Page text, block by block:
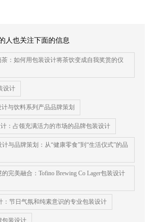
人也关注下面的信息
：如何用包装设计将茶饮变成自我奖赏的仪
设计
计与饮料系列产品品牌策划
：占领充满活力的市场的品牌包装设计
与品牌策划：从“健康零食”到“生活仪式”的品
完美融合：Tofino Brewing Co Lager包装设计
：节日气氛和纯素意识的专业包装设计
包装设计